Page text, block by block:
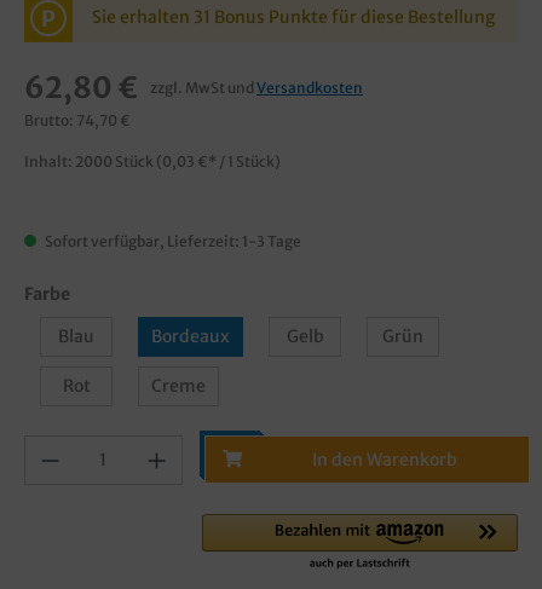
P Sie erhalten 31 Bonus Punkte für diese Bestellung
62,80 € zzgl. MwSt und Versandkosten
Brutto: 74,70 €
Inhalt: 2000 Stück (0,03 €* / 1 Stück)
Sofort verfügbar, Lieferzeit: 1-3 Tage
Farbe
Blau
Bordeaux Gelb Grün
Rot Creme
In den Warenkorb